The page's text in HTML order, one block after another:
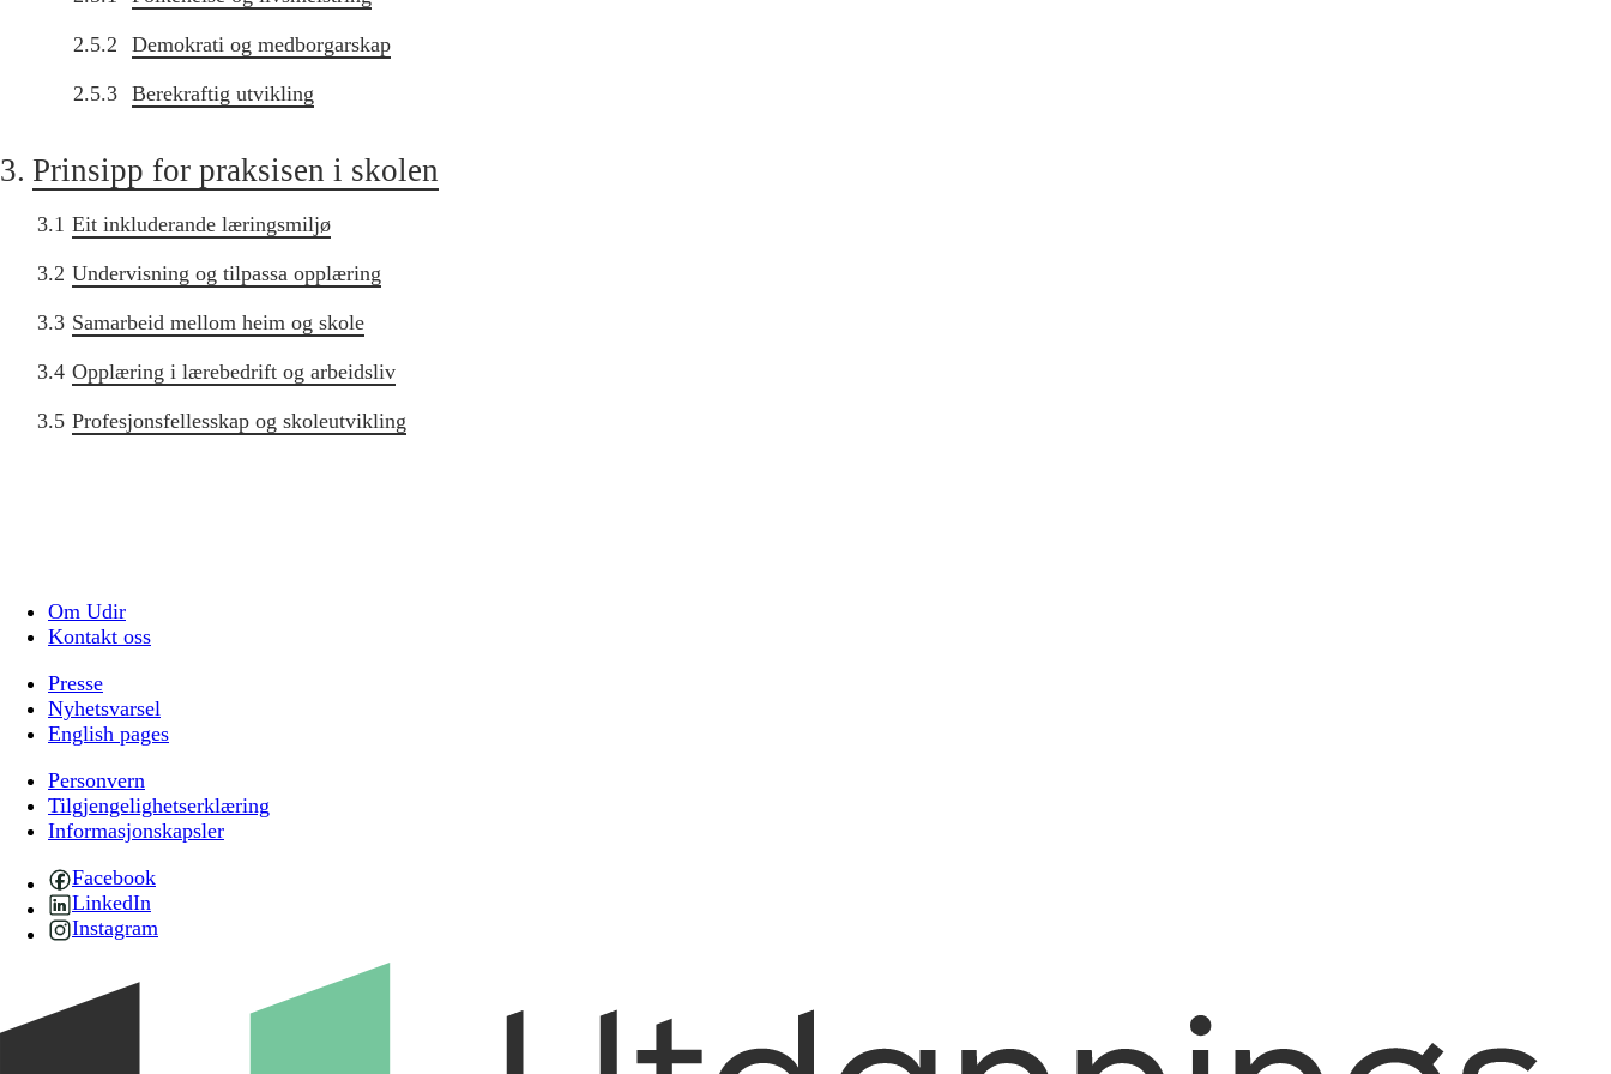
2.5.2 Demokrati og medborgarskap
2.5.3 Berekraftig utvikling
3. Prinsipp for praksisen i skolen
3.1 Eit inkluderande læringsmiljø
3.2 Undervisning og tilpassa opplæring
3.3 Samarbeid mellom heim og skole
3.4 Opplæring i lærebedrift og arbeidsliv
3.5 Profesjonsfellesskap og skoleutvikling
Om Udir
Kontakt oss
Presse
Nyhetsvarsel
English pages
Personvern
Tilgjengelighetserklæring
Informasjonskapsler
Facebook
LinkedIn
Instagram